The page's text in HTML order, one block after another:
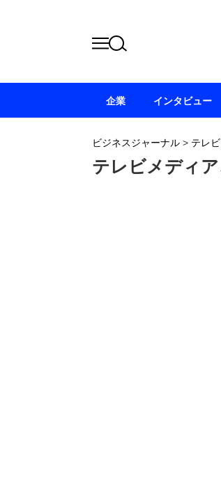
ビジネスジャーナル > テレ
テレビメディ
企業 インタビュー